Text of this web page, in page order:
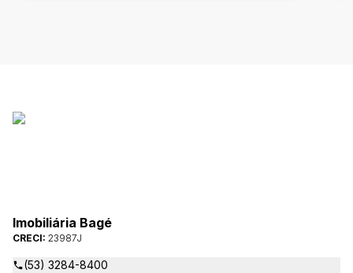
Imobiliária Bagé
CRECI: 23987J
(53) 3284-8400